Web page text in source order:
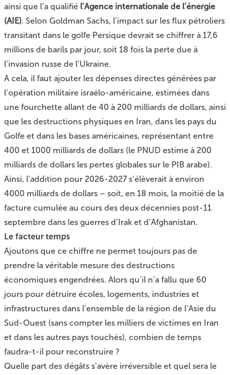
ainsi que l’a qualifié l’Agence internationale de l’énergie
(AIE). Selon Goldman Sachs, l’impact sur les flux pétroliers
transitant dans le golfe Persique devrait se chiffrer à 17,6
millions de barils par jour, soit 18 fois la perte due à
l’invasion russe de l’Ukraine.
A cela, il faut ajouter les dépenses directes générées par
l’opération militaire israélo-américaine, estimées dans
une fourchette allant de 40 à 200 milliards de dollars, ainsi
que les destructions physiques en Iran, dans les pays du
Golfe et dans les bases américaines, représentant entre
400 et 1000 milliards de dollars (le PNUD estime à 200
milliards de dollars les pertes globales sur le PIB arabe).
Ainsi, l’addition pour 2026-2027 s’élèverait à environ
4000 milliards de dollars – soit, en 18 mois, la moitié de la
facture cumulée au cours des deux décennies post-11
septembre dans les guerres d’Irak et d’Afghanistan.
Le facteur temps
Ajoutons que ce chiffre ne permet toujours pas de
prendre la véritable mesure des destructions
économiques engendrées. Alors qu’il n’a fallu que 60
jours pour détruire écoles, logements, industries et
infrastructures dans l’ensemble de la région de l’Asie du
Sud-Ouest (sans compter les milliers de victimes en Iran
et dans les autres pays touchés), combien de temps
faudra-t-il pour reconstruire ?
Quelle part des dégâts s’avère irréversible et quel sera le